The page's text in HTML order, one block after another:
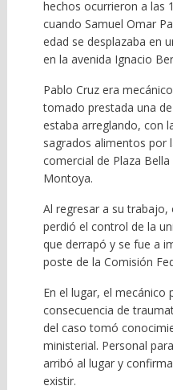
hechos ocurrieron a las
cuando Samuel Omar
edad se desplazaba en
en la avenida Ignacio
Pablo Cruz era
tomado prestada una
estaba arreglando, con
sagrados alimentos por
comercial de Plaza
Montoya.
Al regresar a su trabajo,
perdió el control de la
que derrapó y se fue a
poste de la Comisión
En el lugar, el mecánico
consecuencia de
del caso tomó
ministerial. Personal
arribó al lugar y
existir.